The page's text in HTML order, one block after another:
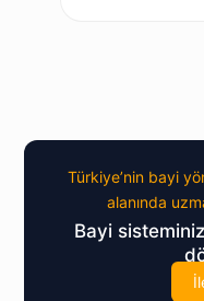
Türkiye’nin bayi
alanında
Bayi